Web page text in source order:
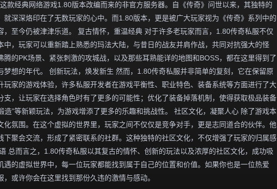
款经典网络游戏1.80版本改编而来的非官方服务器。自《传奇》问世以来，其独特的
深深烙印在了无数玩家的心中。而1.80版本，更是被广大玩家视为《传奇》系列中的
至今仍被津津乐道。 复古情怀，重温经典 对于许多老玩家而言，1.80传奇私服不仅
，玩家可以重新踏上熟悉的玛法大陆，与昔日的战友并肩作战，共同对抗强大的怪
的PK场景、紧张刺激的攻城战，以及那些耳熟能详的地图和BOSS，都在这里得到了
想的年代。 创新玩法，焕发新生 然而，1.80传奇私服并非简单的复刻，它在保留原
家的游戏体验，许多私服开发者在游戏平衡性、职业特色、装备系统等方面进行了大
，让玩家在选择角色时有了更多的可能性；优化了装备掉落机制，使得获取极品装备
造”等新颖玩法，为游戏增添了更多的乐趣和挑战性。 社区文化，凝聚人心 除了游戏本
氛围。在这个虚拟的世界里，玩家之间不仅仅是竞争对手，更是志同道合的伙伴。他
聚会交流，形成了紧密联系的社群。这种独特的社区文化，不仅增强了玩家的归属感
总而言之，1.80传奇私服以其复古的情怀、创新的玩法以及浓厚的社区文化，成功吸
的虚拟世界中，每一位玩家都能找到属于自己的位置和价值。如果你也是一位热爱
或许你会在这里找到那份久违的激情与感动。